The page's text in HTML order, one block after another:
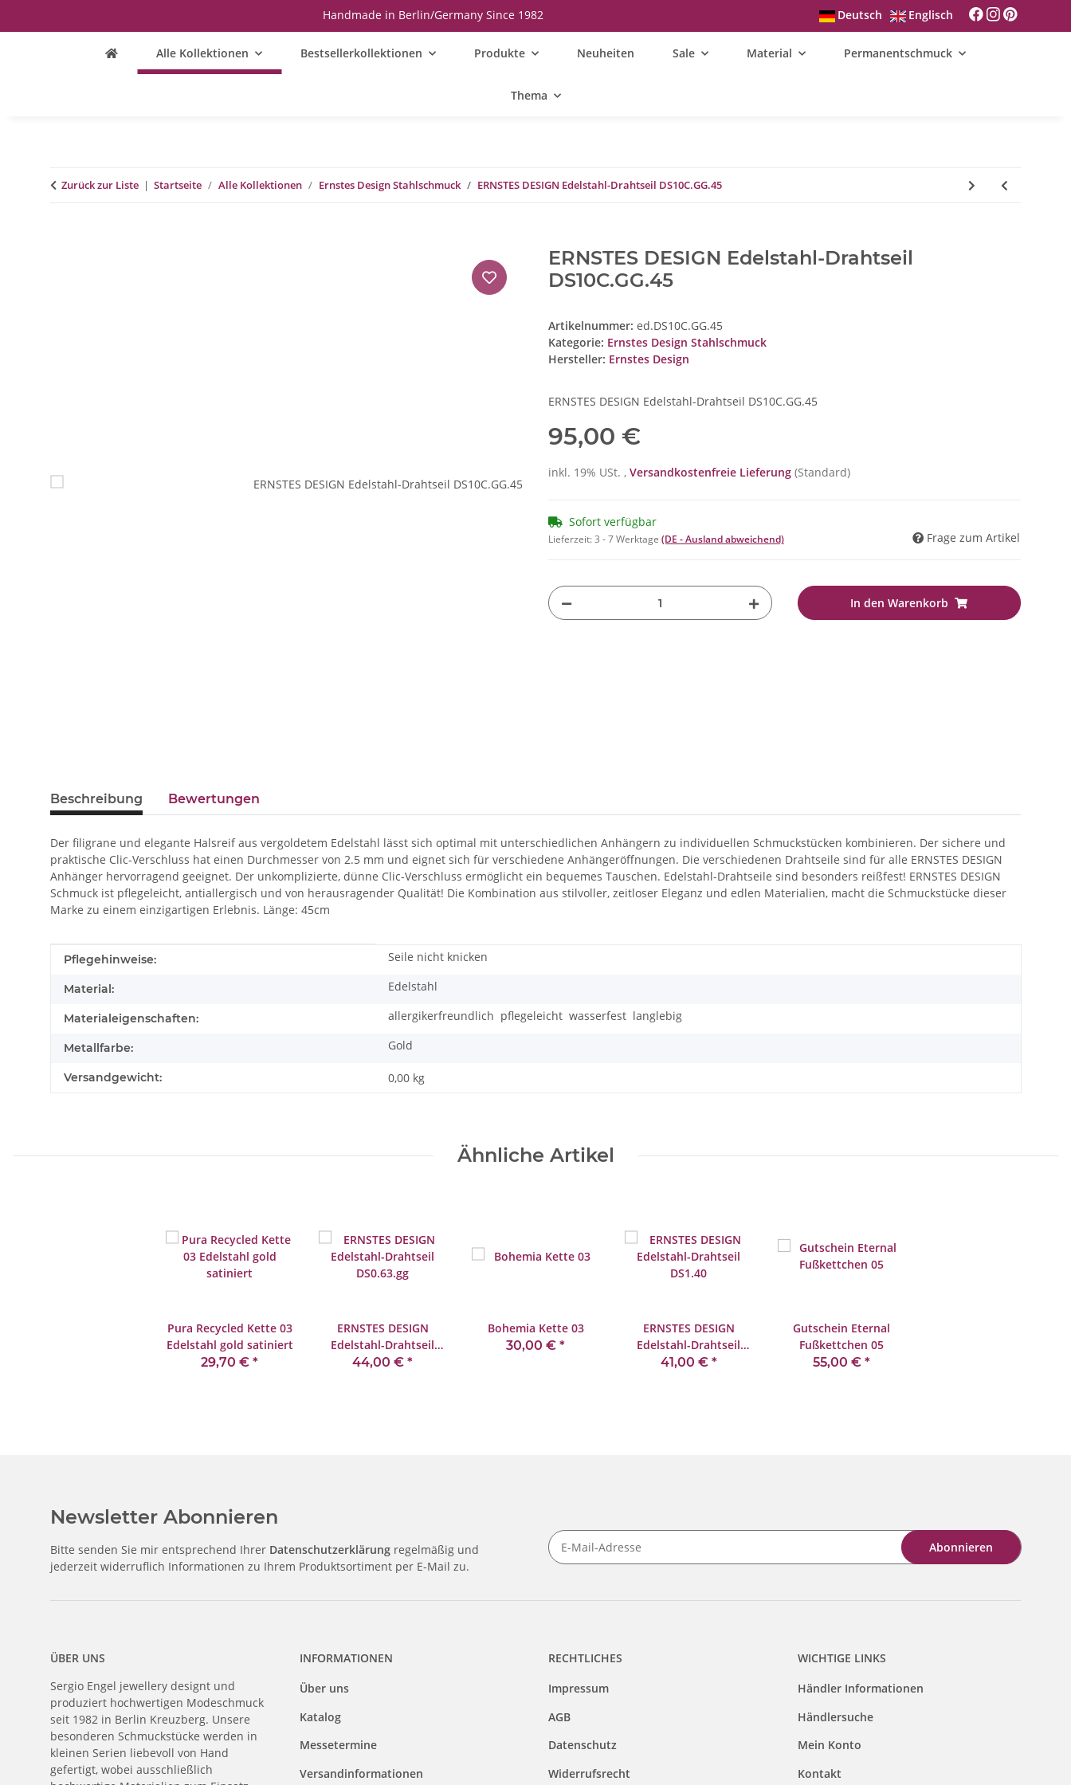
Handmade in Berlin/Germany Since 1982 Deutsch Englisch
Alle Kollektionen Bestsellerkollektionen Produkte Neuheiten Sale Material Permanentschmuck
Thema
Zurück zur Liste Startseite Alle Kollektionen Ernstes Design Stahlschmuck ERNSTES DESIGN Edelstahl-Drahtseil DS10C.GG.45
ERNSTES DESIGN Edelstahl-Drahtseil
DS10C.GG.45
Artikelnummer: ed.DS10C.GG.45
Kategorie: Ernstes Design Stahlschmuck
Hersteller: Ernstes Design
ERNSTES DESIGN Edelstahl-Drahtseil DS10C.GG.45
95,00 €
inkl. 19% USt. , Versandkostenfreie Lieferung (Standard)
Sofort verfügbar
Lieferzeit:3 - 7 Werktage (DE - Ausland abweichend) Frage zum Artikel
In den Warenkorb
Beschreibung Bewertungen
Der filigrane und elegante Halsreif aus vergoldetem Edelstahl lässt sich optimal mit unterschiedlichen Anhängern zu individuellen Schmuckstücken kombinieren. Der sichere und
praktische Clic-Verschluss hat einen Durchmesser von 2.5 mm und eignet sich für verschiedene Anhängeröffnungen. Die verschiedenen Drahtseile sind für alle ERNSTES DESIGN
Anhänger hervorragend geeignet. Der unkomplizierte, dünne Clic-Verschluss ermöglicht ein bequemes Tauschen. Edelstahl-Drahtseile sind besonders reißfest! ERNSTES DESIGN
Schmuck ist pflegeleicht, antiallergisch und von herausragender Qualität! Die Kombination aus stilvoller, zeitloser Eleganz und edlen Materialien, macht die Schmuckstücke dieser
Marke zu einem einzigartigen Erlebnis. Länge: 45cm
Produkteigenschaft
Wert
Pflegehinweise: Seile nicht knicken
Material: Edelstahl
Materialeigenschaften: allergikerfreundlich pflegeleicht wasserfest langlebig
Metallfarbe: Gold
Versandgewicht: 0,00 kg
Ähnliche Artikel
Pura Recycled Kette 03
Edelstahl gold satiniert
29,70 € *
ERNSTES DESIGN
Edelstahl-Drahtseil
DS0.63.gg
44,00 € *
Bohemia Kette 03
30,00 € *
ERNSTES DESIGN
Edelstahl-Drahtseil
DS1.40
41,00 € *
Gutschein Eternal
Fußkettchen 05
55,00 € *
Newsletter Abonnieren
Bitte senden Sie mir entsprechend Ihrer Datenschutzerklärung regelmäßig und
jederzeit widerruflich Informationen zu Ihrem Produktsortiment per E-Mail zu.
Abonnieren
ÜBER UNS
Sergio Engel jewellery designt und
produziert hochwertigen Modeschmuck
seit 1982 in Berlin Kreuzberg. Unsere
besonderen Schmuckstücke werden in
kleinen Serien liebevoll von Hand
gefertigt, wobei ausschließlich
INFORMATIONEN
Über uns
Katalog
Messetermine
Versandinformationen
RECHTLICHES
Impressum
AGB
Datenschutz
Widerrufsrecht
WICHTIGE LINKS
Händler Informationen
Händlersuche
Mein Konto
Kontakt